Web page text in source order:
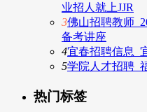
业招人就上JJR
3佛山招聘教师
备考讲座
4宜春招聘信息_
5学院人才招聘_
热门标签